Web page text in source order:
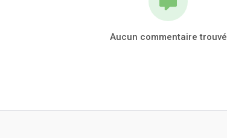
Aucun commentaire trouvé